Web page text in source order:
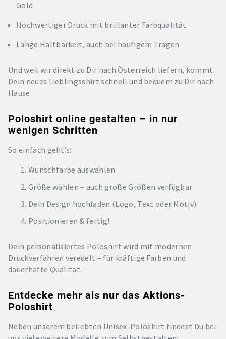
Gold
Hochwertiger Druck mit brillanter Farbqualität
Lange Haltbarkeit, auch bei häufigem Tragen
Und weil wir direkt zu Dir nach Österreich liefern, kommt
Dein neues Lieblingsshirt schnell und bequem zu Dir nach
Hause.
Poloshirt online gestalten – in nur
wenigen Schritten
So einfach geht’s:
Wunschfarbe auswählen
Größe wählen – auch große Größen verfügbar
Dein Design hochladen (Logo, Text oder Motiv)
Positionieren & fertig!
Dein personalisiertes Poloshirt wird mit modernen
Druckverfahren veredelt – für kräftige Farben und
dauerhafte Qualität.
Entdecke mehr als nur das Aktions-
Poloshirt
Neben unserem beliebten Unisex-Poloshirt findest Du bei